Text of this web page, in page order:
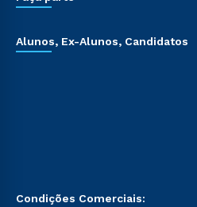
Alunos, Ex-Alunos, Candidatos
Condições Comerciais: